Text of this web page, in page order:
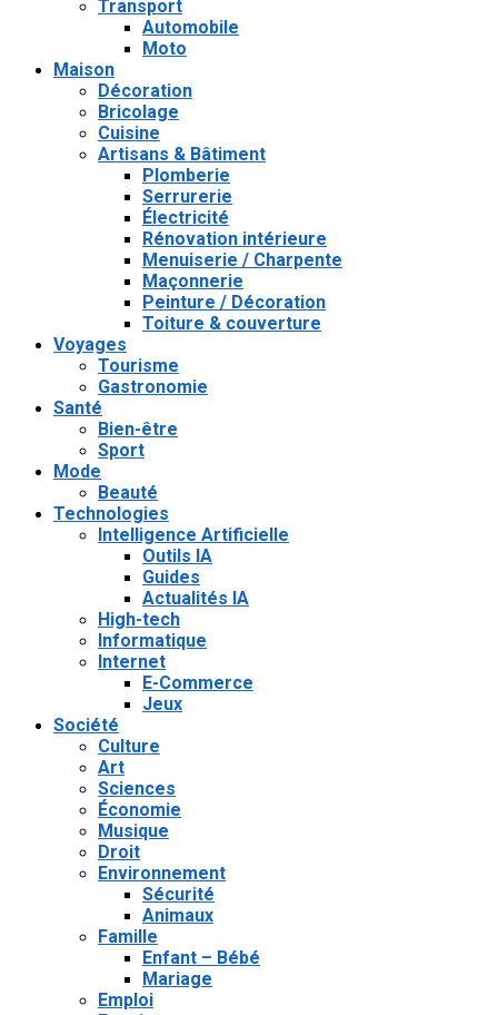
Transport
Automobile
Moto
Maison
Décoration
Bricolage
Cuisine
Artisans & Bâtiment
Plomberie
Serrurerie
Électricité
Rénovation intérieure
Menuiserie / Charpente
Maçonnerie
Peinture / Décoration
Toiture & couverture
Voyages
Tourisme
Gastronomie
Santé
Bien-être
Sport
Mode
Beauté
Technologies
Intelligence Artificielle
Outils IA
Guides
Actualités IA
High-tech
Informatique
Internet
E-Commerce
Jeux
Société
Culture
Art
Sciences
Économie
Musique
Droit
Environnement
Sécurité
Animaux
Famille
Enfant – Bébé
Mariage
Emploi